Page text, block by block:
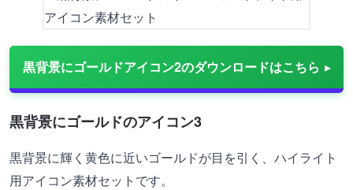
黒背景にゴールドアイコン2のダウンロードはこちら
黒背景にゴールドのアイコン3
黒背景に輝く黄色に近いゴールドが目を引く、ハイライト
用アイコン素材セットです。